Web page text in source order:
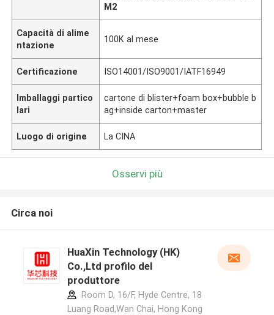
M2
Capacità di alime
ntazione
100K al mese
Certificazione ISO14001/ISO9001/IATF16949
Imballaggi partico
lari
cartone di blister+foam box+bubble b
ag+inside carton+master
Luogo di origine La CINA
Osservi più
Circa noi
HuaXin Technology (HK)
Co.,Ltd profilo del
produttore
Room D, 16/F, Hyde Centre, 18
Luang Road,Wan Chai, Hong Kong